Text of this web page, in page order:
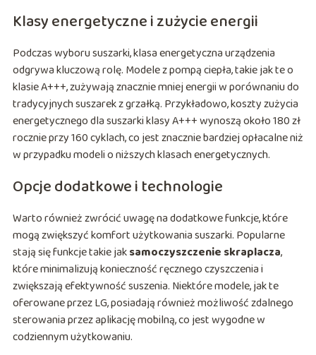
Klasy energetyczne i zużycie energii
Podczas wyboru suszarki, klasa energetyczna urządzenia
odgrywa kluczową rolę. Modele z pompą ciepła, takie jak te o
klasie A+++, zużywają znacznie mniej energii w porównaniu do
tradycyjnych suszarek z grzałką. Przykładowo, koszty zużycia
energetycznego dla suszarki klasy A+++ wynoszą około 180 zł
rocznie przy 160 cyklach, co jest znacznie bardziej opłacalne niż
w przypadku modeli o niższych klasach energetycznych.
Opcje dodatkowe i technologie
Warto również zwrócić uwagę na dodatkowe funkcje, które
mogą zwiększyć komfort użytkowania suszarki. Popularne
stają się funkcje takie jaksamoczyszczenie skraplacza,
które minimalizują konieczność ręcznego czyszczenia i
zwiększają efektywność suszenia. Niektóre modele, jak te
oferowane przez LG, posiadają również możliwość zdalnego
sterowania przez aplikację mobilną, co jest wygodne w
codziennym użytkowaniu.